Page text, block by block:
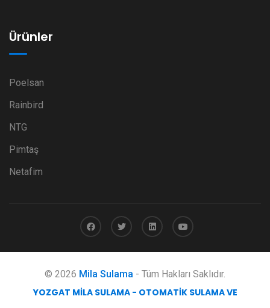
Ürünler
Poelsan
Rainbird
NTG
Pimtaş
Netafim
© 2026 Mila Sulama - Tüm Hakları Saklıdır.
YOZGAT MILA SULAMA - OTOMATIK SULAMA VE